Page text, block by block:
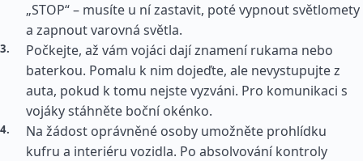
„STOP“ – musíte u ní zastavit, poté vypnout světlomety
a zapnout varovná světla.
Počkejte, až vám vojáci dají znamení rukama nebo
baterkou. Pomalu k nim dojeďte, ale nevystupujte z
auta, pokud k tomu nejste vyzváni. Pro komunikaci s
vojáky stáhněte boční okénko.
Na žádost oprávněné osoby umožněte prohlídku
kufru a interiéru vozidla. Po absolvování kontroly